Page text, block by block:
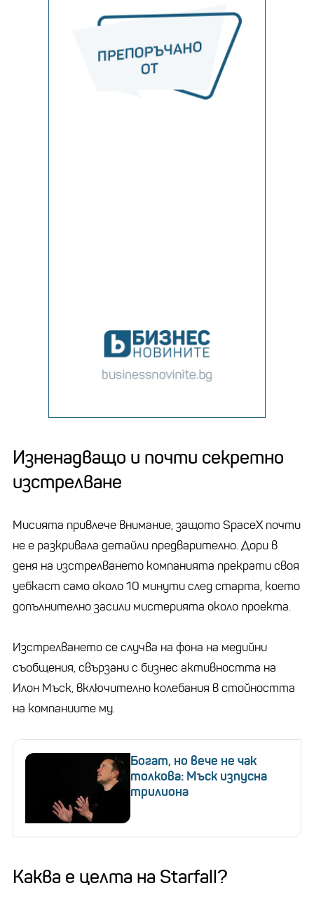
Изненадващо и почти секретно
изстрелване
Мисията привлече внимание, защото SpaceX почти
не е разкривала детайли предварително. Дори в
деня на изстрелването компанията прекрати своя
уебкаст само около 10 минути след старта, което
допълнително засили мистерията около проекта.
Изстрелването се случва на фона на медийни
съобщения, свързани с бизнес активността на
Илон Мъск, включително колебания в стойността
на компаниите му.
Богат, но вече не чак
толкова: Мъск изпусна
трилиона
Каква е целта на Starfall?